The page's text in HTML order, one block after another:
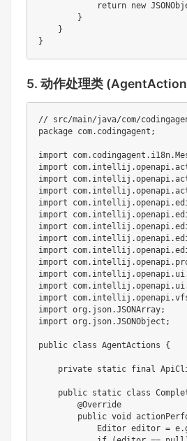
return new
}
}
}
5. 动作处理类
// src/main/java/com/
package com. codingagent ;
import com. codingagent . i18n.
import
com. intellij .openapi.
import
com. intellij .openapi.
import
com. intellij .openapi.
import
com. intellij .openapi.
import
com. intellij .openapi.
import
com. intellij .openapi.
import
com. intellij .openapi.
import
com. intellij .openapi.
import
com. intellij .openapi.
import
com. intellij .openapi. ui
import
com. intellij .openapi. ui
import
com. intellij .openapi.
import org . json.JSONArray;
import org . json.JSONObject ;
public class AgentActions {
private static final
public static class
@Override
public void
Editor editor = e.